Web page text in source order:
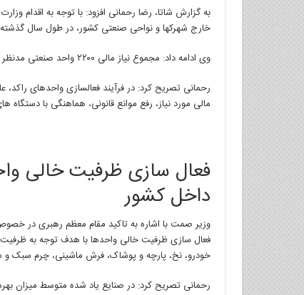
به گزارش شاتا، رضا رحمانی افزود: با توجه به اقدام
خارج شهرکها و نواحی صنعتی کشور، در طول سال گذشته شرایط برای احیای
وی ادامه داد: مجموع نیاز مالی ۲۲۰۰ واحد صنعتی مدنظر برای احیا و
رحمانی تصریح کرد: در فرآیند فعالسازی واحدهای راکد،
مالی مورد نیاز، رفع موانع قانونی، هماهنگی با
داخل کشور
وزیر صمت با اشاره به تاکید مقام معظم رهبری در خصوص توجه به بازار ۸۰
فعال سازی ظرفیت خالی واحدها با هدف توجه به
خودرو، نخ، پارچه و پوشاک، فرش ماشینی، چرم سبک
رحمانی تصریح کرد: در صنایع یاد شده متوسط میزان بهره‌برداری از